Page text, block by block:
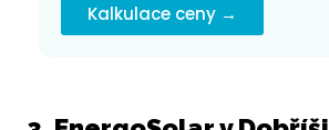
Kalkulace ceny →